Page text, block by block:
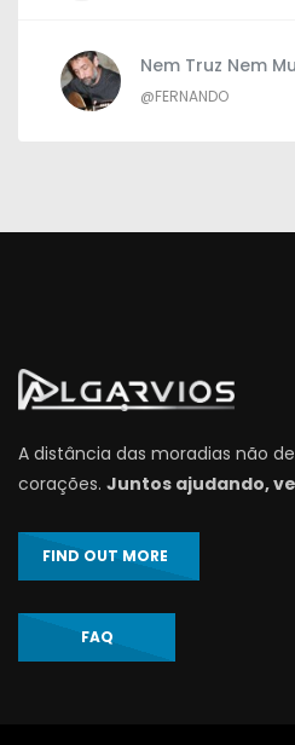
Nem Truz Nem
@FERNANDO
A distância das moradias não
corações. Juntos ajudando,
FIND OUT MORE
FAQ